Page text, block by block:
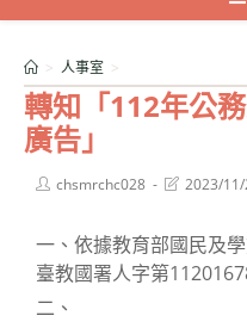
轉知「112年公
廣告」
> 人事室 >
Postchsmrchc028
Post2023/
一、依據教育部國民及
臺教國署人字第
二、